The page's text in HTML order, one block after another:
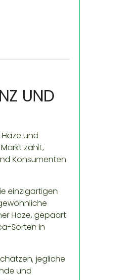
UND
und
zählt,
Konsumenten
einzigartigen
Haze, gepaart
Sorten in
jegliche
und